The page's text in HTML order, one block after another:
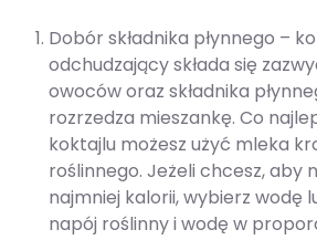
Dobór składnika płynnego –
odchudzający składa się
owoców oraz składnika
rozrzedza mieszankę. Co
koktajlu możesz użyć mleka
roślinnego. Jeżeli chcesz, aby
najmniej kalorii, wybierz wodę
napój roślinny i wodę w